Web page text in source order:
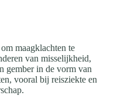
maagklachten te
van misselijkheid,
gember in de vorm van
vooral bij reisziekte en